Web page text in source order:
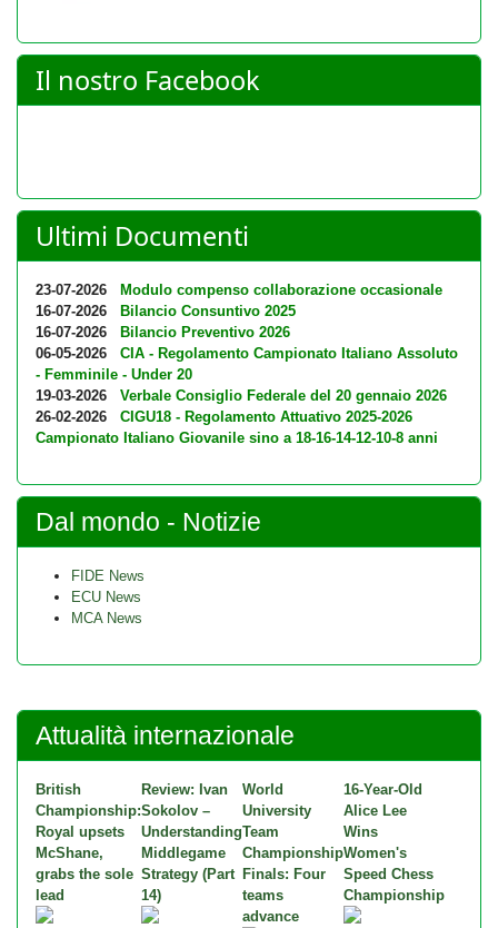
Il nostro Facebook
Ultimi Documenti
23-07-2026
Modulo compenso collaborazione occasionale
16-07-2026
Bilancio Consuntivo 2025
16-07-2026
Bilancio Preventivo 2026
06-05-2026
CIA - Regolamento Campionato Italiano Assoluto
- Femminile - Under 20
19-03-2026
Verbale Consiglio Federale del 20 gennaio 2026
26-02-2026
CIGU18 - Regolamento Attuativo 2025-2026
Campionato Italiano Giovanile sino a 18-16-14-12-10-8 anni
Dal mondo - Notizie
FIDE News
ECU News
MCA News
Attualità internazionale
British
Championship:
Royal upsets
McShane,
grabs the sole
lead
Review: Ivan
Sokolov –
Understanding
Middlegame
Strategy (Part
14)
World
University
Team
Championship
Finals: Four
teams
advance
16-Year-Old
Alice Lee
Wins
Women's
Speed Chess
Championship